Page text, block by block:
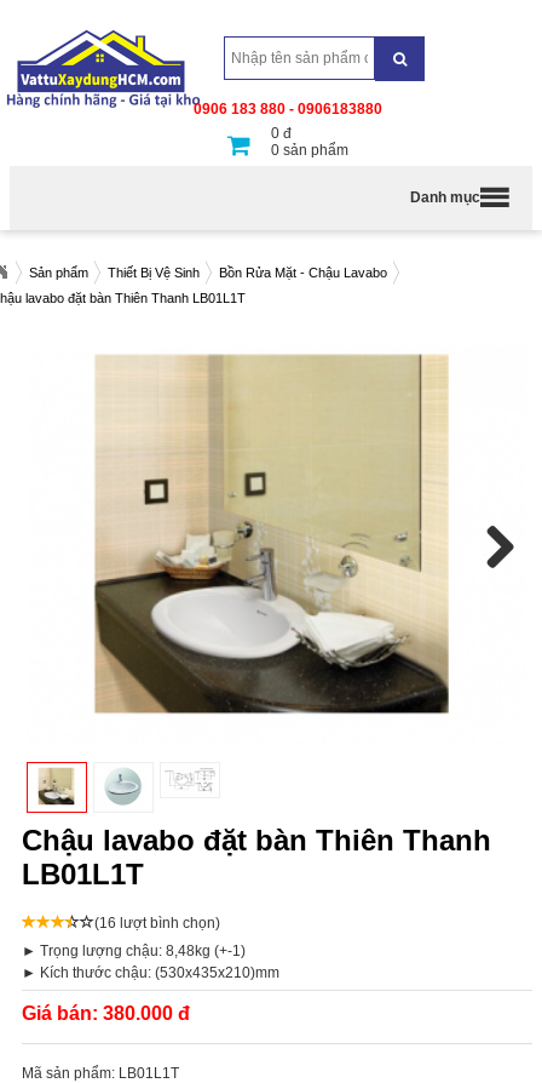
0906 183 880 - 0906183880
0 đ
0 sản phẩm
Danh mục
Sản phẩm Thiết Bị Vệ Sinh
Bồn Rửa Mặt - Chậu Lavabo
lavabo đặt bàn Thiên Thanh LB01L1T
Chậu lavabo đặt bàn Thiên Thanh
LB01L1T
(16 lượt bình chọn)
► Trọng lượng chậu: 8,48kg (+-1)
► Kích thước chậu: (530x435x210)mm
Giá bán: 380.000 đ
Mã sản phẩm: LB01L1T